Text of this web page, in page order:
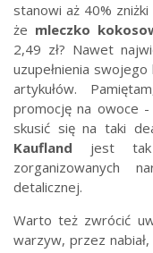
stanowi aż 40%
że mleczko
2,49 zł? Nawet
uzupełnienia swojego
artykułów.
promocję na owoce
skusić się na taki
Kaufland jest tak
zorganizowanych
detalicznej.
Warto też zwrócić
warzyw, przez